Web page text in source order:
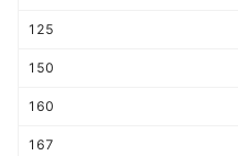
125
150
160
167